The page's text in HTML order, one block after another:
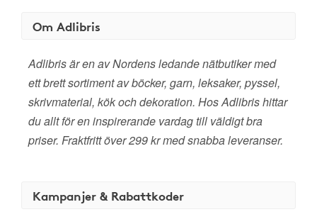
Om Adlibris
Adlibris är en av Nordens ledande nätbutiker med
ett brett sortiment av böcker, garn, leksaker, pyssel,
skrivmaterial, kök och dekoration. Hos Adlibris hittar
du allt för en inspirerande vardag till väldigt bra
priser. Fraktfritt över 299 kr med snabba leveranser.
Kampanjer & Rabattkoder